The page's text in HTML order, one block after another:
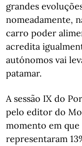
grandes
nomeadamente,
carro poder
acredita
autónomos vai
patamar.
A sessão IX do
pelo editor do
momento em
representaram